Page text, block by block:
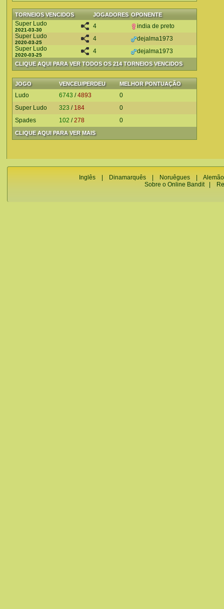
TORNEIOS VENCIDOS JOGADORES OPONENTE
CLIQUE AQUI PARA VER TODOS OS 214 TORNEIOS VENCIDOS
Super Ludo
2021-03-30
4
india de preto
Super Ludo
2020-03-25
4
dejalma1973
Super Ludo
2020-03-25
4 dejalma1973
JOGO VENCEU/PERDEU MELHOR PONTUAÇÃO
CLIQUE AQUI PARA VER MAIS
Ludo 6743 /4893
0
Super Ludo
323 / 184
0
Spades
102 /278 0
Inglês Dinamarquês Noruêgues
Alemão
Sobre o Online Bandit|